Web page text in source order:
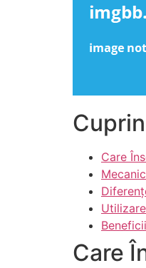
Care
Care